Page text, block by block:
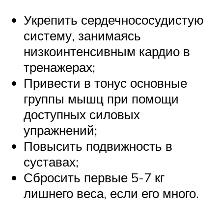
Укрепить сердечнососудистую
систему, занимаясь
низкоинтенсивным кардио в
тренажерах;
Привести в тонус основные
группы мышц при помощи
доступных силовых
упражнений;
Повысить подвижность в
суставах;
Сбросить первые 5-7 кг
лишнего веса, если его много.